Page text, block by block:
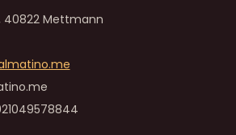
40822 Mettmann